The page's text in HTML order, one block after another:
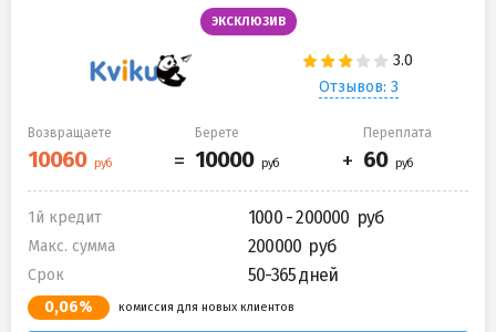
ЭКСКЛЮЗИВ
Отзывов: 3
Возвращаете Берете Переплата
1й кредит 1000 - 200000
Макс. сумма 200000
Срок 50-365 дней
0,06% комиссия для новых клиентов